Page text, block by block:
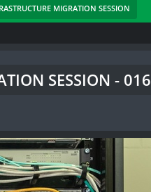
MIGRATION SESSION
SESSION - 016